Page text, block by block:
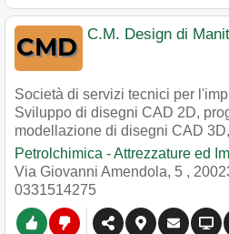
C.M. Design di
Società di servizi tecnici per
Sviluppo di disegni CAD 2D,
modellazione di disegni CAD
Petrolchimica - Attrezzature ed
Via Giovanni Amendola, 5 ,
0331514275